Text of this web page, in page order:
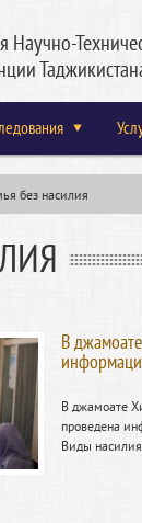
Научно-
без насилия
В
В джамоате
проведена
Виды